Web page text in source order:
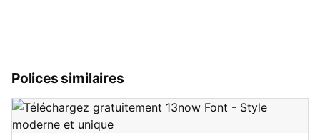
Polices similaires